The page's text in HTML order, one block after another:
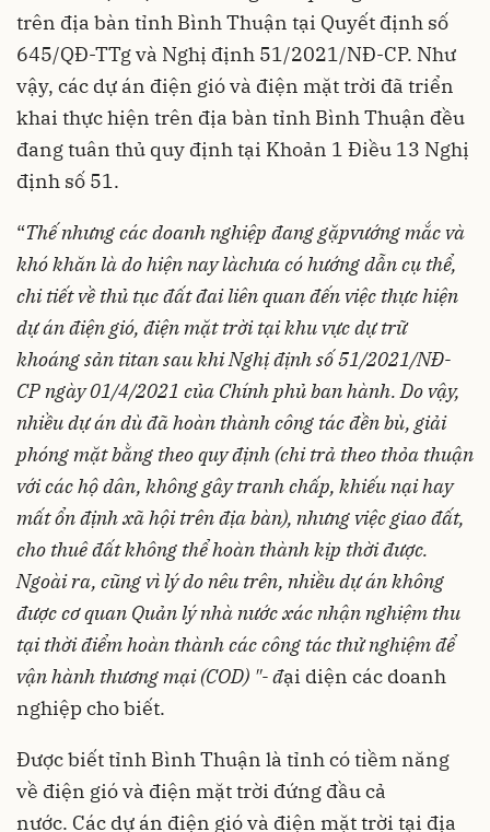
trên địa bàn tỉnh Bình Thuận tại Quyết định số
645/QĐ-TTg và Nghị định 51/2021/NĐ-CP. Như
vậy, các dự án điện gió và điện mặt trời đã triển
khai thực hiện trên địa bàn tỉnh Bình Thuận đều
đang tuân thủ quy định tại Khoản 1 Điều 13 Nghị
định số 51.
“Thế nhưng các doanh nghiệp đang gặpvướng mắc và
khó khăn là do hiện nay làchưa có hướng dẫn cụ thể,
chi tiết về thủ tục đất đai liên quan đến việc thực hiện
dự án điệngió, điện mặt trờitại khu vực dự trữ
khoáng sản titan sau khiNghị định số 51/2021/NĐ-
CP ngày 01/4/2021 của Chính phủ ban hành.Do vậy,
nhiềudự án dù đã hoàn thành công tác đền bù, giải
phóng mặt bằng theo quy định (chi trả theo thỏa thuận
với các hộ dân, không gây tranh chấp, khiếu nại hay
mất ổn định xã hội trên địa bàn), nhưng việc giao đất,
cho thuê đất không thể hoàn thành kịp thời được.
Ngoài ra, cũng vì lýdo nêu trên, nhiều dự án không
được cơ quan Quản lý nhà nước xác nhận nghiệm thu
tại thời điểm hoàn thành các công tác thử nghiệm để
vận hành thương mại (COD) "- đại diện các doanh
nghiệp cho biết.
Được biết tỉnh Bình Thuận là tỉnh có tiềm năng
về điện gió và điện mặt trời đứng đầu cả
nước. Các dự án điện gió và điện mặt trời tại địa